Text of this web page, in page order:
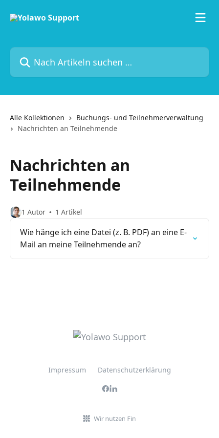
Nach Artikeln suchen …
Alle Kollektionen
Buchungs- und Teilnehmerverwaltung
Nachrichten an Teilnehmende
Nachrichten an
Teilnehmende
1 Autor 1 Artikel
Wie hänge ich eine Datei (z. B. PDF) an eine E-
Mail an meine Teilnehmende an?
Impressum Datenschutzerklärung
Wir nutzen Fin